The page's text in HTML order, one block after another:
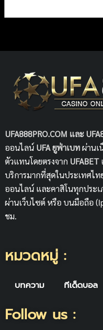
UFA888PRO.COM และ
ออนไลน์ UFAยูฟ่าเบทผ่านเ
ตัวแทนโดยตรงจาก UFABET
บริการมากที่สุดในประเทศไ
ออนไลน์ และคาสิโนทุกประ
ผ่านเว็บไซต์ หรือ บนมือถือ
ชม.
หมวดหมู่ :
บทความ ทีเด็ดบอล
Follow us :